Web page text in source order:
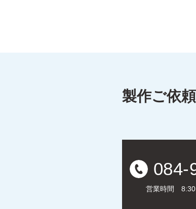
製作ご依
084-
営業時間 8:30